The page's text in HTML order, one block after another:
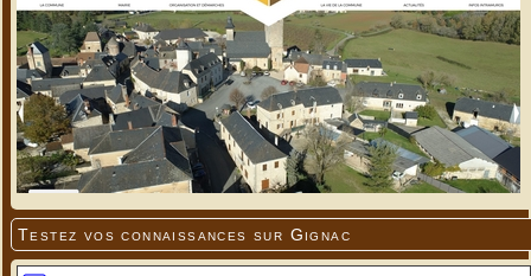
Testez vos connaissances sur Gignac